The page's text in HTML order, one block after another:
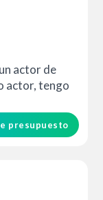
actor de
actor, tengo
presupuesto